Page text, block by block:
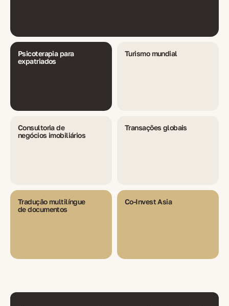
Psicoterapia para
expatriados
Turismo mundial
Consultoria de
negócios imobiliários
Transações globais
Tradução multilíngue
de documentos
Co-Invest Asia